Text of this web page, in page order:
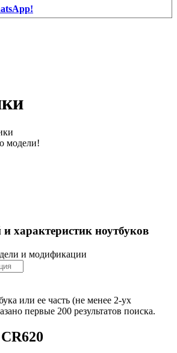
модели!
характеристик ноутбуков
и модификации
или ее часть (не менее 2-ух
первые 200 результатов поиска.